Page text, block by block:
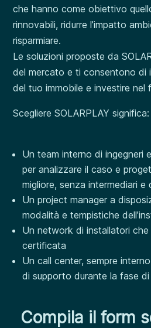
che hanno come obiettivo
rinnovabili, ridurre l’impatto
risparmiare.
Le soluzioni proposte da
del mercato e ti consentono di
del tuo immobile e investire nel
Scegliere SOLARPLAY significa:
Un team interno di ingegneri
per analizzare il caso e
migliore, senza intermediari e
Un project manager a
modalità e tempistiche
Un network di installatori che
certificata
Un call center, sempre
di supporto durante la fase
Compila il form